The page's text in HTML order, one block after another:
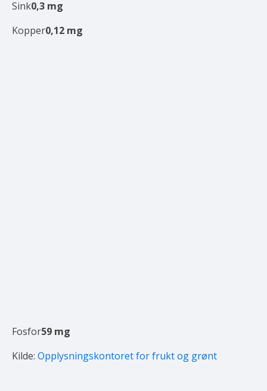
Sink0,3 mg
Kopper0,12 mg
Fosfor59 mg
Kilde: Opplysningskontoret for frukt og grønt